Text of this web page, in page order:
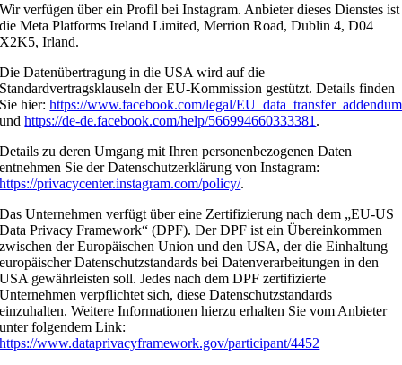
Wir verfügen über ein Profil bei Instagram. Anbieter dieses Dienstes ist
die Meta Platforms Ireland Limited, Merrion Road, Dublin 4, D04
X2K5, Irland.
Die Datenübertragung in die USA wird auf die
Standardvertragsklauseln der EU-Kommission gestützt. Details finden
Sie hier:https://www.facebook.com/legal/EU_data_transfer_addendum
undhttps://de-de.facebook.com/help/566994660333381 .
Details zu deren Umgang mit Ihren personenbezogenen Daten
entnehmen Sie der Datenschutzerklärung von Instagram:
https://privacycenter.instagram.com/policy/.
Das Unternehmen verfügt über eine Zertifizierung nach dem „EU-US
Data Privacy Framework“ (DPF). Der DPF ist ein Übereinkommen
zwischen der Europäischen Union und den USA, der die Einhaltung
europäischer Datenschutzstandards bei Datenverarbeitungen in den
USA gewährleisten soll. Jedes nach dem DPF zertifizierte
Unternehmen verpflichtet sich, diese Datenschutzstandards
einzuhalten. Weitere Informationen hierzu erhalten Sie vom Anbieter
unter folgendem Link:
https://www.dataprivacyframework.gov/participant/4452